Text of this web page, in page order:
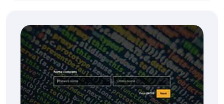
modelo de formulário de consultoria de
tatuagem do forms.app agora!